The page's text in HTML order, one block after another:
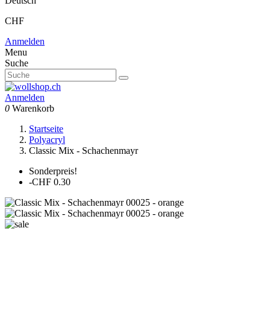
CHF
Anmelden
Menu
Suche
Anmelden
0 Warenkorb
Startseite
Polyacryl
Classic Mix - Schachenmayr
Sonderpreis!
-CHF 0.30